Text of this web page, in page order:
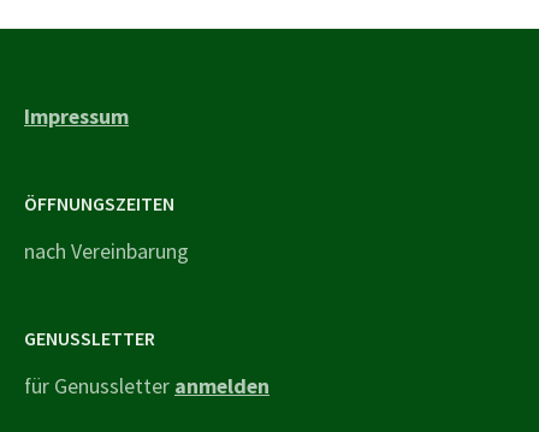
Impressum
ÖFFNUNGSZEITEN
nach Vereinbarung
GENUSSLETTER
für Genussletter anmelden